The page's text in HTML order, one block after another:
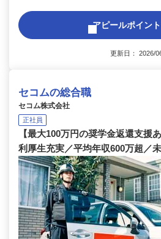
アピールポイン
更新日： 2026/
セコムの総合職
セコム株式会社
正社員
【最大100万円の奨学金返還支援
利厚生充実／平均年収600万超／